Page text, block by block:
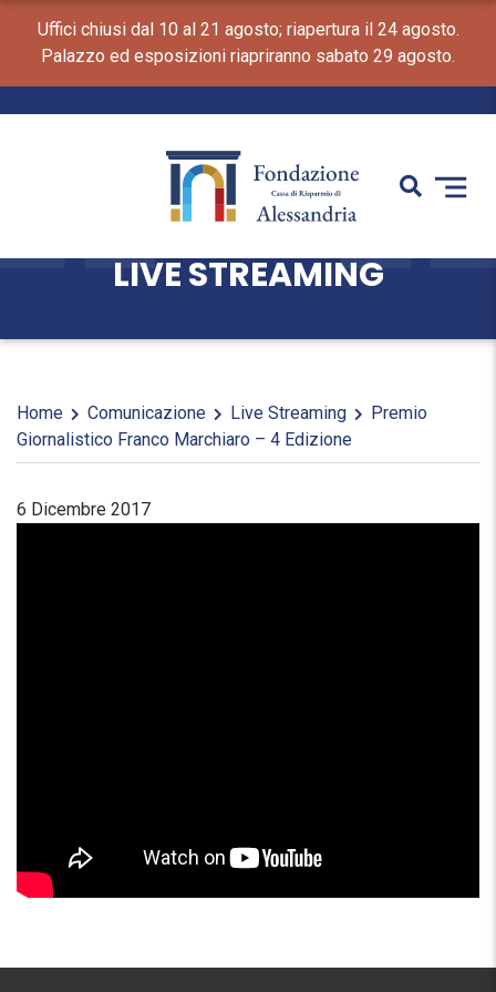
Uffici chiusi dal 10 al 21 agosto; riapertura il 24 agosto.
Palazzo ed esposizioni riapriranno sabato 29 agosto.
LIVE STREAMING
Home Comunicazione Live Streaming
Premio
Giornalistico Franco Marchiaro – 4 Edizione
6 Dicembre 2017